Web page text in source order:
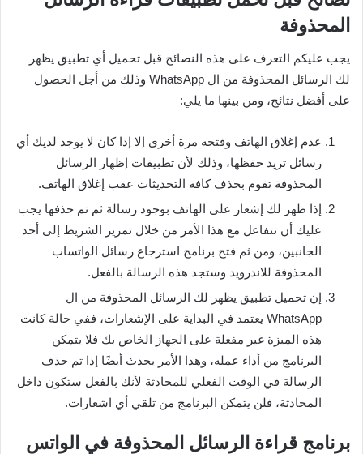
المحذوفة
يجب عليكم التعرف على هذه النصائح قبل تحميل أي تطبيق يظهر
لك الرسائل المحذوفة من ال WhatsApp وذلك من أجل الحصول
على أفضل نتائج، ومن بينها ما يلي:
عدم إغلاق الهاتف وفتحه مرة أخرى إلا إذا كان لا يوجد لديك أي
رسائل تريد حفظها، وذلك لأن تطبيقات إظهار الرسائل
المحذوفة تقوم بحذف كافة التحديثات عقب إغلاق الهاتف.
إذا ظهر لك إشعار على الهاتف بوجود رسالة ثم تم حذفها يجب
عليك أن تتفاعل مع هذا الأمر من خلال تمرير الشريط إلى أحد
الجانبين، ومن ثم فتح برنامج استرجاع رسائل الواتساب
المحذوفة للاندرويد وستجد هذه الرسالة بالفعل.
إن تحميل تطبيق يظهر لك الرسائل المحذوفة من ال
WhatsApp يعتمد في البداية على الإشعارات، ففي حالة كانت
هذه الميزة غير مفعلة على الجهاز الخاص بك فلا يتمكن
البرنامج من أداء عمله، وهذا الأمر يحدث أيضًا إذا تم حذف
الرسالة في الوقت الفعلي للمحادثة لأنك بالفعل ستكون داخل
المحادثة، فلن يتمكن البرنامج من تلقي أي اشعارات.
برنامج قراءة الرسائل المحذوفة في الواتس